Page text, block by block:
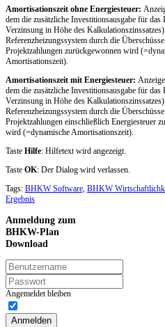
Amortisationszeit ohne Energiesteuer:
dem die zusätzliche Investitionsausgabe für
Verzinsung in Höhe des
Referenzheizungssystem durch die
Projektzahlungen zurückgewonnen wird
Amortisationszeit).
Amortisationszeit mit Energiesteuer:
dem die zusätzliche Investitionsausgabe für
Verzinsung in Höhe des
Referenzheizungssystem durch die
Projektzahlungen einschließlich Energiesteuer
wird (=dynamische Amortisationszeit).
Taste Hilfe: Hilfetext wird angezeigt.
Taste OK: Der Dialog wird verlassen.
Tags: BHKW Software, BHKW
Ergebnis
Anmeldung zum
BHKW-Plan
Download
Angemeldet bleiben
Anmelden